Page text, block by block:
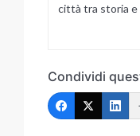
città tra storia e
Condividi